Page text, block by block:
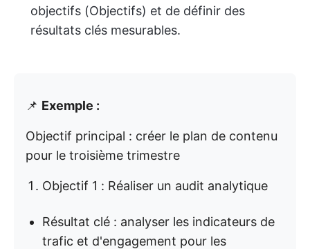
objectifs (Objectifs) et de définir des
résultats clés mesurables.
📌 Exemple :
Objectif principal : créer le plan de contenu
pour le troisième trimestre
Objectif 1 : Réaliser un audit analytique
Résultat clé : analyser les indicateurs de
trafic et d'engagement pour les